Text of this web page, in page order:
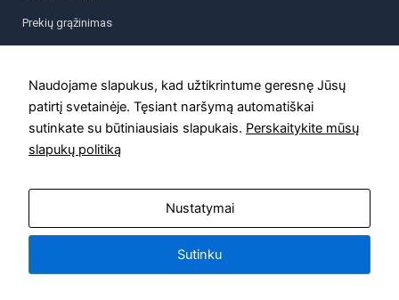
Prekių grąžinimas
Privatumo politika
Taisyklės
Kontaktai
MODUX.LT © Visos teisės saugomos
Naudojame slapukus, kad užtikrintume geresnę Jūsų
patirtį svetainėje. Tęsiant naršymą automatiškai
sutinkate su būtiniausiais slapukais. Perskaitykite mūsų
slapukų politiką
Nustatymai
Sutinku